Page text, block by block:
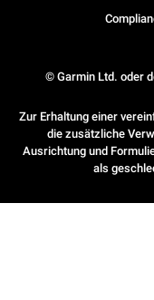
© Garmin Ltd. oder
Zur Erhaltung einer
die zusätzliche
Ausrichtung und
als